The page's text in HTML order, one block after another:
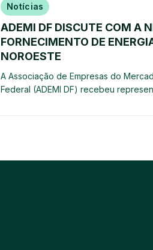
Notícias
ADEMI DF DISCUTE COM A
FORNECIMENTO DE
NOROESTE
A Associação de Empresas do
Federal (ADEMI DF) recebeu